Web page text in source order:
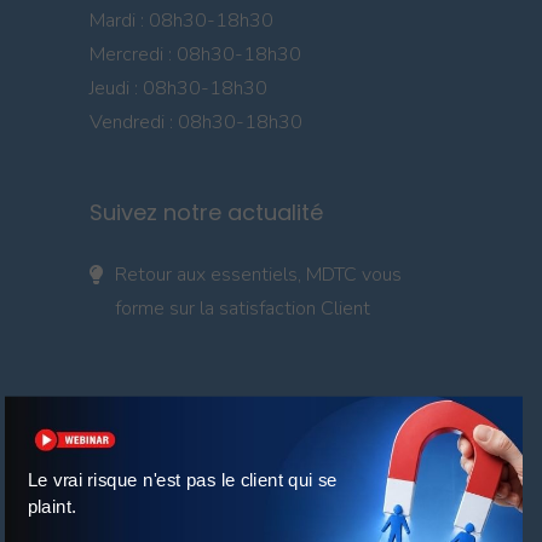
Mardi : 08h30-18h30
Mercredi : 08h30-18h30
Jeudi : 08h30-18h30
Vendredi : 08h30-18h30
Suivez notre actualité
Retour aux essentiels, MDTC vous
forme sur la satisfaction Client
POLITIQUE DE CONFIDENTIALITÉ ET DE
Le vrai risque n'est pas le client qui se
plaint.